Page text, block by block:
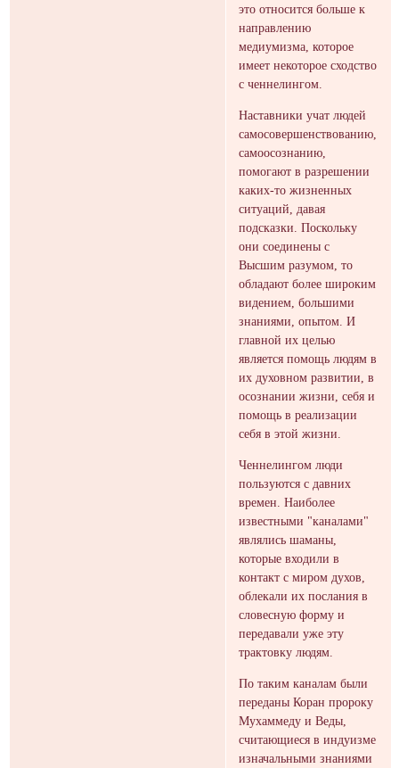
это относится больше к
направлению
медиумизма, которое
имеет некоторое сходство
с ченнелингом.
Наставники учат людей
самосовершенствованию,
самоосознанию,
помогают в разрешении
каких-то жизненных
ситуаций, давая
подсказки. Поскольку
они соединены с
Высшим разумом, то
обладают более широким
видением, большими
знаниями, опытом. И
главной их целью
является помощь людям в
их духовном развитии, в
осознании жизни, себя и
помощь в реализации
себя в этой жизни.
Ченнелингом люди
пользуются с давних
времен. Наиболее
известными "каналами"
являлись шаманы,
которые входили в
контакт с миром духов,
облекали их послания в
словесную форму и
передавали уже эту
трактовку людям.
По таким каналам были
переданы Коран пророку
Мухаммеду и Веды,
считающиеся в индуизме
изначальными знаниями